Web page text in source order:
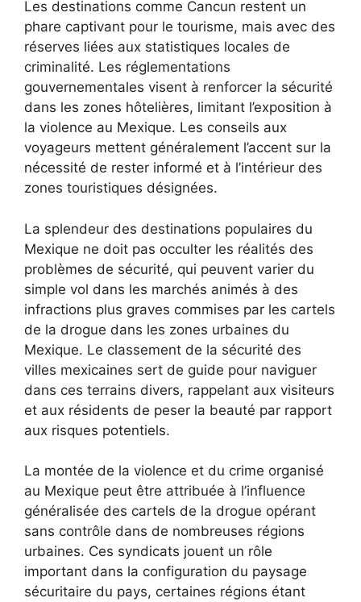
Les destinations comme Cancun restent un
phare captivant pour le tourisme, mais avec des
réserves liées aux statistiques locales de
criminalité. Les réglementations
gouvernementales visent à renforcer la sécurité
dans les zones hôtelières, limitant l’exposition à
la violence au Mexique. Les conseils aux
voyageurs mettent généralement l’accent sur la
nécessité de rester informé et à l’intérieur des
zones touristiques désignées.
La splendeur des destinations populaires du
Mexique ne doit pas occulter les réalités des
problèmes de sécurité, qui peuvent varier du
simple vol dans les marchés animés à des
infractions plus graves commises par les cartels
de la drogue dans les zones urbaines du
Mexique. Le classement de la sécurité des
villes mexicaines sert de guide pour naviguer
dans ces terrains divers, rappelant aux visiteurs
et aux résidents de peser la beauté par rapport
aux risques potentiels.
La montée de la violence et du crime organisé
au Mexique peut être attribuée à l’influence
généralisée des cartels de la drogue opérant
sans contrôle dans de nombreuses régions
urbaines. Ces syndicats jouent un rôle
important dans la configuration du paysage
sécuritaire du pays, certaines régions étant